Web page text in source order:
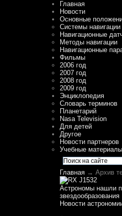
Главная
Новости
Основные
Системы навигации
Навигационные
Методы навигации
Навигационные
Фильмы
2006 год
2007 год
2008 год
2009 год
Энциклопедия
Словарь терминов
Планетарий
Nasa Television
Для детей
Другое
Новости партнеров
Учебные материалы
Главная → Архив
Астрономы нашли
звездообразования
Новости